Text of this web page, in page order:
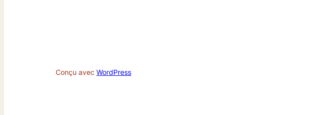
Conçu avec WordPress